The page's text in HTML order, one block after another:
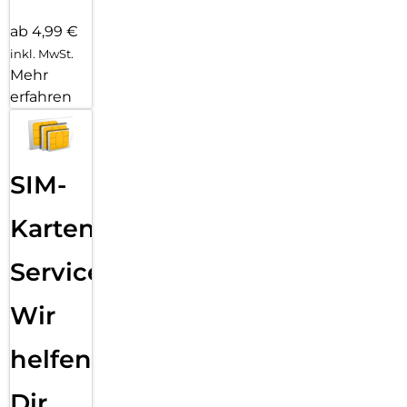
ab 4,99 €
inkl. MwSt.
Mehr
erfahren
SIM-
Karten
Service:
Wir
helfen